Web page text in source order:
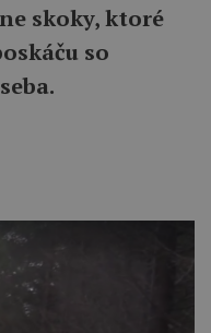
skoky, ktoré
so